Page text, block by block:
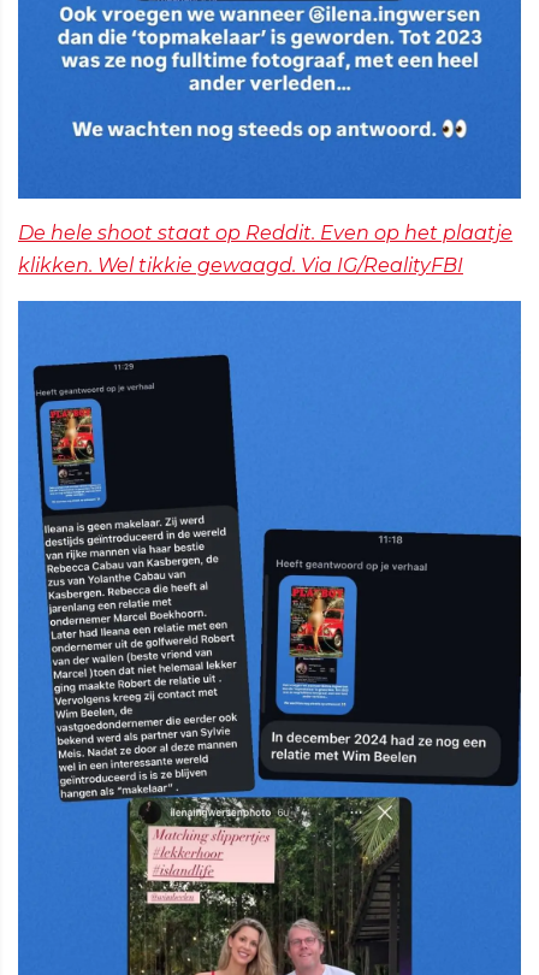
De hele shoot staat op Reddit. Even op het plaatje
klikken. Wel tikkie gewaagd. Via IG/RealityFBI